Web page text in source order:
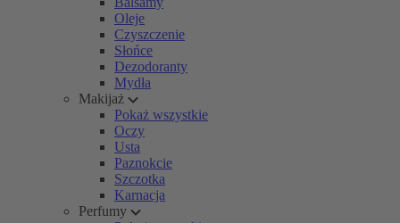
Oleje
Czyszczenie
Słońce
Dezodoranty
Mydła
Makijaż
Pokaż wszystkie
Oczy
Usta
Paznokcie
Szczotka
Karnacja
Perfumy